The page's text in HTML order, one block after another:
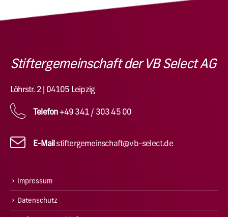
Stiftergemeinschaft der VB Select AG
Löhrstr. 2 | 04105 Leipzig
Telefon+49 341 / 303 45 00
E-Mailstiftergemeinschaft@vb-select.de
Impressum
Datenschutz